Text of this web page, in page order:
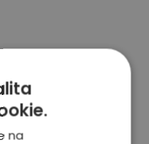
nafotíme
na